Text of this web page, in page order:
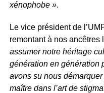
xénophobe ».
Le vice président de
remontant à nos ancêtres
assumer notre héritage
génération en génération
avons su nous
maître dans l’art de